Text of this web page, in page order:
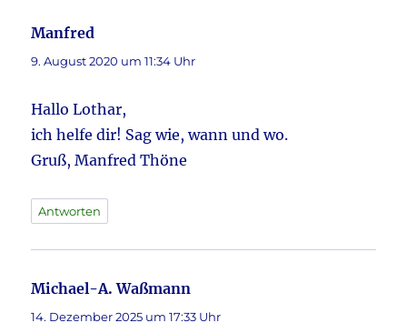
Manfred
9. August 2020 um 11:34 Uhr
Hallo Lothar,
ich helfe dir! Sag wie, wann und wo.
Gruß, Manfred Thöne
Antworten
Michael-A. Waßmann
14. Dezember 2025 um 17:33 Uhr